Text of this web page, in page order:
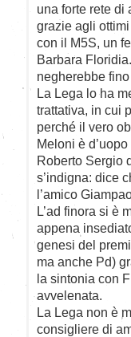
una forte rete di
grazie agli
con il M5S, un
Barbara
negherebbe
La Lega lo ha
trattativa, in cui
perché il vero
Meloni è
Roberto Sergio
s’indigna: dice
l’amico
L’ad finora si è
appena
genesi del
ma anche Pd)
la sintonia con
avvelenata.
La Lega non è
consigliere di